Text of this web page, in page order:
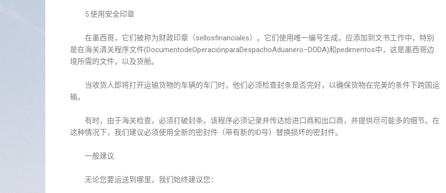
5.使用安全印章
在墨西哥，它们被称为财政印章（sellosfinanciales）。它们使用唯一编号生成，应添加到文书工作中，特别
是在海关清关程序文件(DocumentodeOperaciónparaDespachoAduanero–DODA)和pedimentos中，这是墨西哥边
境所需的文件，以及货舱。
当收货人即将打开运输货物的车辆的车门时，他们必须检查封条是否完好，以确保货物在完美的条件下跨国运
输。
有时，由于海关检查，必须打破封条。该程序必须记录并传达给进口商和出口商，并提供尽可能多的细节。在
这种情况下，我们建议必须使用全新的密封件（带有新的ID号）替换损坏的密封件。
一般建议
无论您要运送到哪里，我们始终建议您：